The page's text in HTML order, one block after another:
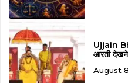
Ujjain
आरती देखने
August